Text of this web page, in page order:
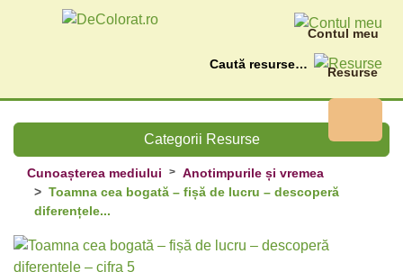
Contul meu
Resurse
Caută
Categorii Resurse
Cunoașterea mediului
Anotimpurile și vremea
Toamna cea bogată – fișă de lucru – descoperă
diferențele...